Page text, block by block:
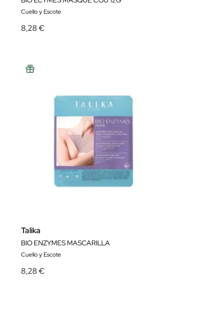
Cuello y Escote
8,28 €
Talika
BIO ENZYMES MASCARILLA
Cuello y Escote
8,28 €